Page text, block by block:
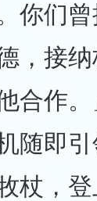
你们
，接
合作。
随即
杖，